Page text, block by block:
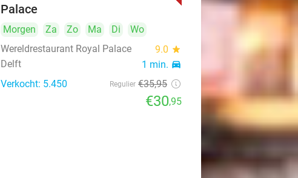
Palace
Morgen Za Zo Ma Di
Wo
Wereldrestaurant Royal Palace
9.0 star
Delft 1 min. directions_car
Verkocht: 5.450 Regulier €35,95
€30,95